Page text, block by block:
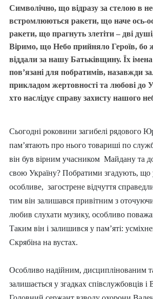
Символічно, що відразу за стелою в
встромлюються ракети, що наче ось-
ракети, що прагнуть злетіти – дві
Віримо, що Небо прийняло Героїв, бо
віддали за нашу Батьківщину. Їх
пов’язані для побратимів, назавжди
прикладом жертовності та любові до
хто наслідує справу захисту нашого
Сьогодні роковини загибелі рядового
пам’ятають про нього товариші по
він був вірним учасником Майдану та
свою Україну? Побратими згадують,
особливе, загострене відчуття
тим він залишався привітним з
любив слухати музику, особливо п
Таким він і залишився у пам’яті:
Скрябіна на вустах.
Особливо надійним, дисциплінованим
залишається у згадках співслужбовців і